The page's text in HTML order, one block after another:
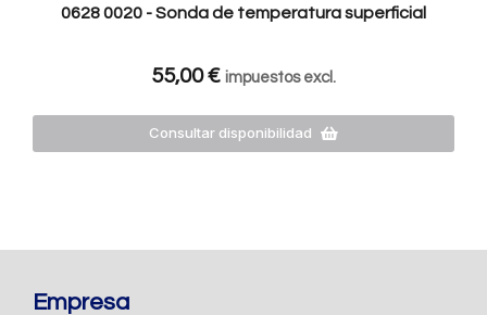
0628 0020 - Sonda de temperatura superficial
55,00€ impuestos excl.
Consultar disponibilidad
Empresa